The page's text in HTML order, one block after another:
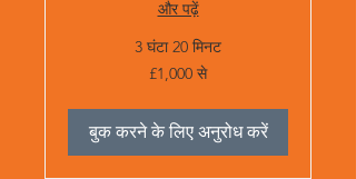
और पढ़ें
3 घंटा 20 मिनट
£1,000 से
बुक करने के लिए अनुरोध करें